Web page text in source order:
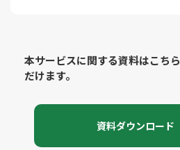
本サービスに関する資料はこち
だけます。
資料ダウンロード